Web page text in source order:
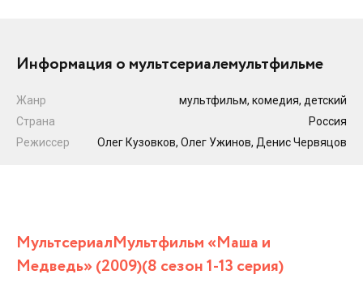
Информация о мультсериалемультфильме
Жанр
мультфильм, комедия, детский
Страна
Россия
Режиссер
Олег Кузовков, Олег Ужинов, Денис Червяцов
МультсериалМультфильм «Маша и
Медведь» (2009)(8 сезон 1-13 серия)